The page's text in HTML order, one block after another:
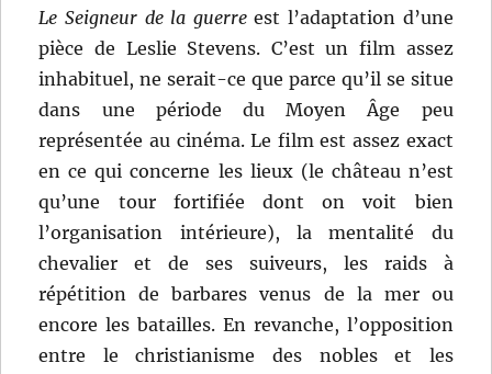
Le Seigneur de la guerreest l’adaptation d’une
pièce de Leslie Stevens. C’est un film assez
inhabituel, ne serait-ce que parce qu’il se situe
dans une période du Moyen Âge peu
représentée au cinéma. Le film est assez exact
en ce qui concerne les lieux (le château n’est
qu’une tour fortifiée dont on voit bien
l’organisation intérieure), la mentalité du
chevalier et de ses suiveurs, les raids à
répétition de barbares venus de la mer ou
encore les batailles. En revanche, l’opposition
entre le christianisme des nobles et les